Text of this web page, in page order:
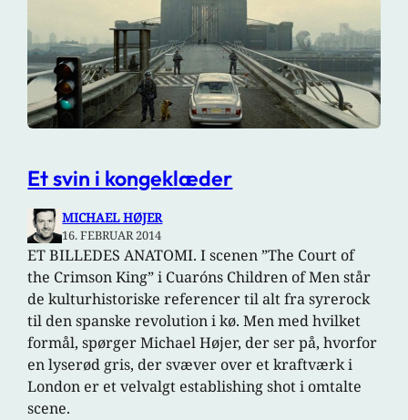
Et svin i kongeklæder
MICHAEL HØJER
16. FEBRUAR 2014
ET BILLEDES ANATOMI. I scenen ”The Court of
the Crimson King” i Cuaróns Children of Men står
de kulturhistoriske referencer til alt fra syrerock
til den spanske revolution i kø. Men med hvilket
formål, spørger Michael Højer, der ser på, hvorfor
en lyserød gris, der svæver over et kraftværk i
London er et velvalgt establishing shot i omtalte
scene.